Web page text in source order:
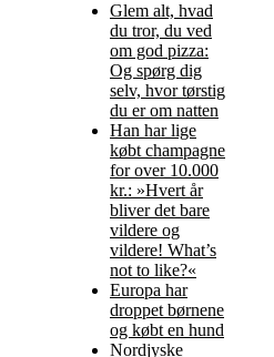
Glem alt, hvad
du tror, du ved
om god pizza:
Og spørg dig
selv, hvor tørstig
du er om natten
Han har lige
købt champagne
for over 10.000
kr.: »Hvert år
bliver det bare
vildere og
vildere! What’s
not to like?«
Europa har
droppet børnene
og købt en hund
Nordjyske